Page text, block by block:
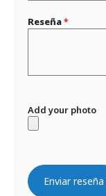
Reseña
Add your photo
Enviar reseña